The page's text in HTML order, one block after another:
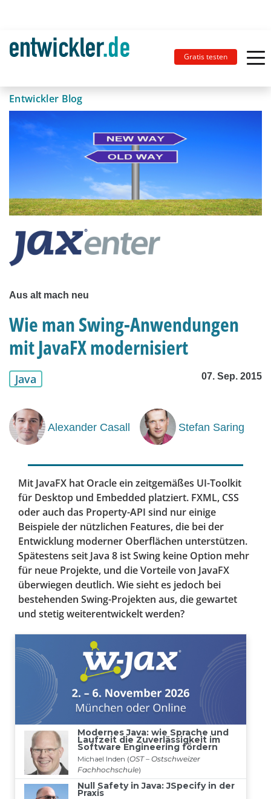
Gratis testen
Entwickler Blog
Aus alt mach neu
Wie man Swing-Anwendungen
mit JavaFX modernisiert
Java 07. Sep. 2015
Alexander Casall Stefan Saring
Mit JavaFX hat Oracle ein zeitgemäßes UI-Toolkit
für Desktop und Embedded platziert. FXML, CSS
oder auch das Property-API sind nur einige
Beispiele der nützlichen Features, die bei der
Entwicklung moderner Oberflächen unterstützen.
Spätestens seit Java 8 ist Swing keine Option mehr
für neue Projekte, und die Vorteile von JavaFX
überwiegen deutlich. Wie sieht es jedoch bei
bestehenden Swing-Projekten aus, die gewartet
und stetig weiterentwickelt werden?